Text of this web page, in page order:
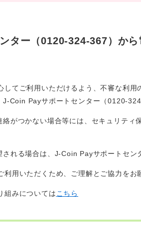
ター（0120-324-367）か
てご利用いただけるよう、不審な利
J-Coin Payサポートセンター（0120-
がつかない場合等には、セキュリテ
される場合は、J-Coin Payサポートセ
用いただくため、ご理解とご協力をお
組みについては こちら